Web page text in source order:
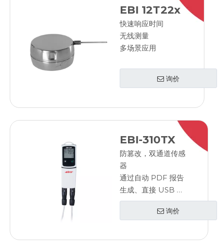
通过标准化软件降低
IT 成本
EBI 12T22x
快速响应时间
无线测量
多场景应用
询价
EBI-310TX
防篡改，双通道传感
器
通过自动 PDF 报告
生成、直接 USB 读
出和配置轻松使用
通过简单易用的设计
成本和用户错误
询价